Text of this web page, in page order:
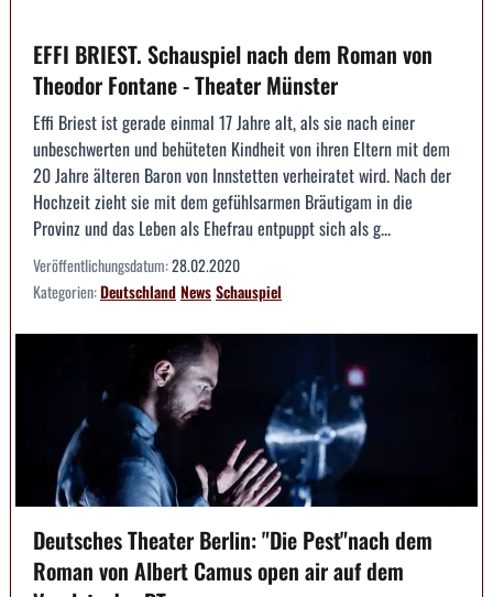
EFFI BRIEST. Schauspiel nach dem Roman von
Theodor Fontane - Theater Münster
Effi Briest ist gerade einmal 17 Jahre alt, als sie nach einer
unbeschwerten und behüteten Kindheit von ihren Eltern mit dem
20 Jahre älteren Baron von Innstetten verheiratet wird. Nach der
Hochzeit zieht sie mit dem gefühlsarmen Bräutigam in die
Provinz und das Leben als Ehefrau entpuppt sich als g...
Veröffentlichungsdatum:28.02.2020
Kategorien:DeutschlandNewsSchauspiel
Deutsches Theater Berlin: "Die Pest"nach dem
Roman von Albert Camus open air auf dem